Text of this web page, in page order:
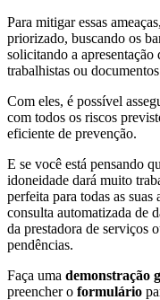
Para mitigar essas
priorizado, buscando os
solicitando a apresentação
trabalhistas ou
Com eles, é possível
com todos os riscos
eficiente de prevenção.
E se você está pensando
idoneidade dará muito
perfeita para todas as
consulta automatizada de
da prestadora de serviços
pendências.
Faça uma demonstração
preencher o formulário